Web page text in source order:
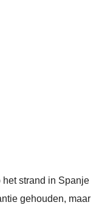
strand in Spanje
gehouden, maar